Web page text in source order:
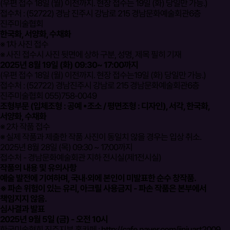
(우편 접수 18일 (월) 이전까지. 현장 접수는 19일 (화) 당일만 가능.)
접수처 : (52722) 경남 진주시 강남로 215 경남문화예술회관6층
진주미술협회
한국화, 서양화, 수채화
※ 1차 사진 접수
※ 사진 접수시 사진 뒷면에 상하 구분, 성명, 제목 필히 기재
2025년 8월 19일 (화) 09:30~ 17:00까지
(우편 접수 18일 (월) 이전까지. 현장 접수는19일 (화) 당일만 가능.)
접수처 : (52722) 경남진주시 강남로 215 경남문화예술회관6층
진주미술협회 055)758-0049
조형부문 (입체조형 : 공예 ⦁ 조소 / 평면조형 : 디자인), 서각, 한국화,
서양화, 수채화
※ 2차 작품 접수
※ 실제 작품과 제출한 작품 사진이 동일치 않을 경우는 입상 취소.
2025년 8월 28일 (목) 09:30 ~ 17:00까지
접수처 - 경남문화예술회관 지하 전시실(제1전시실)
작품의 내용 및 유의사항
예술 발전에 기여하며, 국내·외에 본인이 미발표한 순수 창작품.
※ 파손 위험이 있는 유리, 아크릴 사용금지 - 파손 작품은 본부에서
책임지지 않음.
심사결과 발표
2025년 9월 5일 (금) - 오전 10시